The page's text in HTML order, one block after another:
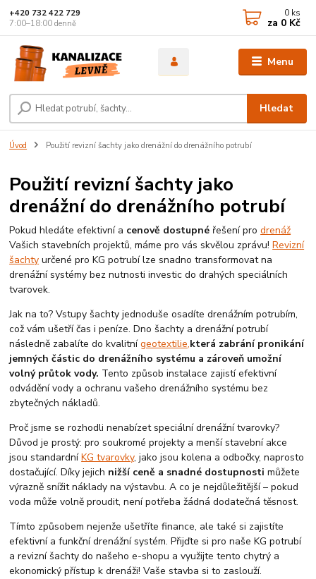
Menu
Hledat
+420 732 422 729
7:00–18:00 denně
0 ks
za 0 Kč
Úvod Použití revizní šachty jako drenážní do drenážního potrubí
Použití revizní šachty jako
drenážní do drenážního potrubí
Pokud hledáte efektivní a cenově dostupné řešení prodrenáž
Vašich stavebních projektů, máme pro vás skvělou zprávu!Revizní
šachty určené pro KG potrubí lze snadno transformovat na
drenážní systémy bez nutnosti investic do drahých speciálních
tvarovek.
Jak na to? Vstupy šachty jednoduše osadíte drenážním potrubím,
což vám ušetří čas i peníze. Dno šachty a drenážní potrubí
následně zabalíte do kvalitnígeotextilie,která zabrání pronikání
jemných částic do drenážního systému a zároveň umožní
volný průtok vody. Tento způsob instalace zajistí efektivní
odvádění vody a ochranu vašeho drenážního systému bez
zbytečných nákladů.
Proč jsme se rozhodli nenabízet speciální drenážní tvarovky?
Důvod je prostý: pro soukromé projekty a menší stavební akce
jsou standardníKG tvarovky, jako jsou kolena a odbočky, naprosto
dostačující. Díky jejich nižší ceně a snadné dostupnosti můžete
výrazně snížit náklady na výstavbu. A co je nejdůležitější – pokud
voda může volně proudit, není potřeba žádná dodatečná těsnost.
Tímto způsobem nejenže ušetříte finance, ale také si zajistíte
efektivní a funkční drenážní systém. Přijďte si pro naše KG potrubí
a revizní šachty do našeho e-shopu a využijte tento chytrý a
ekonomický přístup k drenáži! Vaše stavba si to zaslouží.